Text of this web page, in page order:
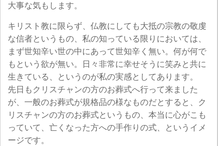
大事な気もします。
キリスト教に限らず、仏教にしても大抵の宗教の敬虔
な信者というもの、私の知っている限りにおいては、
まず世知辛い世の中にあって世知辛く無い。何が何で
もという欲が無い。日々非常に幸せそうに笑みと共に
生きている、というのが私の実感としてあります。
先日もクリスチャンの方のお葬式へ行って来ました
が、一般のお葬式が規格品の様なものだとすると、ク
リスチャンの方のお葬式というもの、本当に心がこも
っていて、亡くなった方への手作りの式、というイメ
ージです。